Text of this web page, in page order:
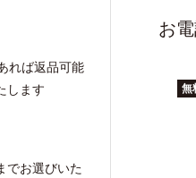
れば返品可能
します
でお選びいた
お
無